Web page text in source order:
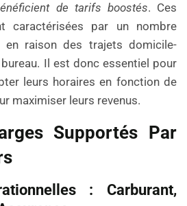
de tarifs boostés. Ces
caractérisées par un nombre
en raison des trajets domicile-
Il est donc essentiel pour
leurs horaires en fonction de
maximiser leurs revenus.
Supportés Par
: Carburant,